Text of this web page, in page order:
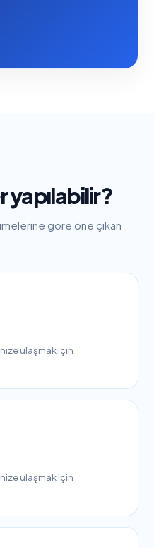
yapılabilir?
göre öne çıkan
ulaşmak için
ulaşmak için